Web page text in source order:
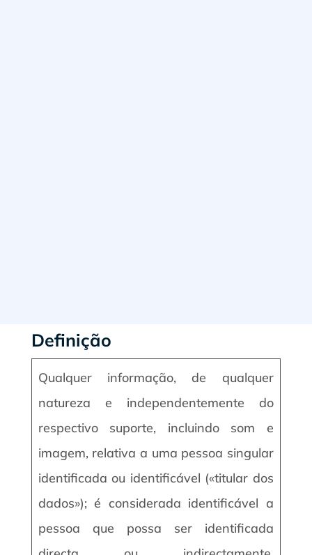
Definição
Qualquer informação, de qualquer
natureza e independentemente do
respectivo suporte, incluindo som e
imagem, relativa a uma pessoa singular
identificada ou identificável («titular dos
dados»); é considerada identificável a
pessoa que possa ser identificada